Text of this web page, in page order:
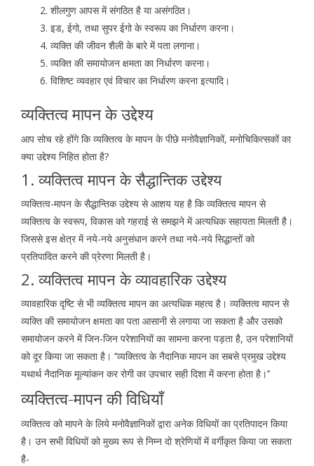
शीलगुण आपस में संगठित है या असंगठित।
इड, ईगो, तथा सुपर ईगो के स्वरूप का निर्धारण करना।
व्यक्ति की जीवन शैली के बारे में पता लगाना।
व्यक्ति की समायोजन क्षमता का निर्धारण करना।
विशिष्ट व्यवहार एवं विचार का निर्धारण करना इत्यादि।
व्यक्तित्व मापन के उद्देश्य
आप सोच रहे होंगे कि व्यक्तित्व के मापन के पीछे मनोवैज्ञानिकों, मनोचिकित्सकों का
क्या उद्देश्य निहित होता है?
1. व्यक्तित्व मापन के सैद्धान्तिक उद्देश्य
व्यक्तित्व-मापन के सैद्धान्तिक उद्देश्य से आशय यह है कि व्यक्तित्व मापन से
व्यक्तित्व के स्वरूप, विकास को गहराई से समझने में अत्यधिक सहायता मिलती है।
जिससे इस क्षेत्र में नये-नये अनुसंधान करने तथा नये-नये सिद्धान्तों को
प्रतिपादित करने की प्रेरणा मिलती है।
2. व्यक्तित्व मापन के व्यावहारिक उद्देश्य
व्यावहारिक दृष्टि से भी व्यक्तित्व मापन का अत्यधिक महत्व है। व्यक्तित्व मापन से
व्यक्ति की समायोजन क्षमता का पता आसानी से लगाया जा सकता है और उसको
समायोजन करने में जिन-जिन परेशानियों का सामना करना पड़ता है, उन परेशानियों
को दूर किया जा सकता है। ‘‘व्यक्तित्व के नैदानिक मापन का सबसे प्रमुख उद्देश्य
यथार्थ नैदानिक मूल्यांकन कर रोगी का उपचार सही दिशा में करना होता है।’’
व्यक्तित्व-मापन की विधियाँ
व्यक्तित्व को मापने के लिये मनोवैज्ञानिकों द्वारा अनेक विधियों का प्रतिपादन किया
है। उन सभी विधियों को मुख्य रूप से निम्न दो श्रेणियों में वर्गीकृत किया जा सकता
है-